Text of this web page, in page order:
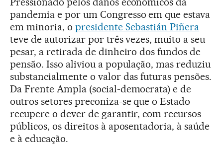
pandemia e por um Congresso em que estava
em minoria, o presidente Sebastián Piñera
teve de autorizar por três vezes, muito a seu
pesar, a retirada de dinheiro dos fundos de
pensão. Isso aliviou a população, mas reduziu
substancialmente o valor das futuras pensões.
Da Frente Ampla (social-democrata) e de
outros setores preconiza-se que o Estado
recupere o dever de garantir, com recursos
públicos, os direitos à aposentadoria, à saúde
e à educação.